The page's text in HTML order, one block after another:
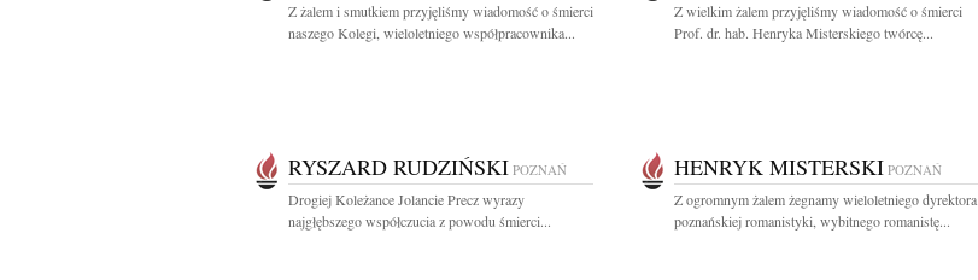
Z żalem i smutkiem przyjęliśmy wiadomość o śmierci
naszego Kolegi, wieloletniego współpracownika...
Z wielkim żalem przyjęliśmy wiadomość o śmierci
Prof. dr. hab. Henryka Misterskiego twórcę...
RYSZARD RUDZIŃSKI POZNAŃ
Drogiej Koleżance Jolancie Precz wyrazy
najgłębszego współczucia z powodu śmierci...
HENRYK MISTERSKI POZNAŃ
Z ogromnym żalem żegnamy wieloletniego dyrektora
poznańskiej romanistyki, wybitnego romanistę...